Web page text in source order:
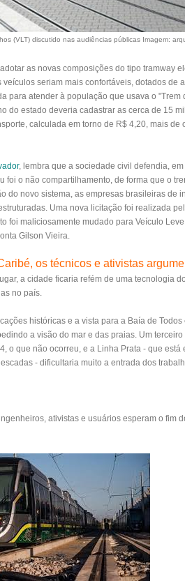
(VLT) discutido nas audiências públicas Imagem:
as novas composições do tipo tramway
seriam mais confortáveis, dotados
para atender à população que usava o
estado deveria cadastrar as cerca de 15
calculada em torno de R$ 4,20, mais de
, lembra que a sociedade civil defendia,
o não compartilhamento, de forma que o
do novo sistema, as empresas brasileiras de
Uma nova licitação foi realizada
foi maliciosamente mudado para Veículo
Gilson Vieira.
os técnicos e ativistas
a cidade ficaria refém de uma tecnologia
no país.
históricas e a vista para a Baía de
a visão do mar e das praias. Um
que não ocorreu, e a Linha Prata - que
- dificultaria muito a entrada dos
ativistas e usuários esperam o fim